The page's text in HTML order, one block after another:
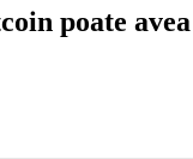
poate